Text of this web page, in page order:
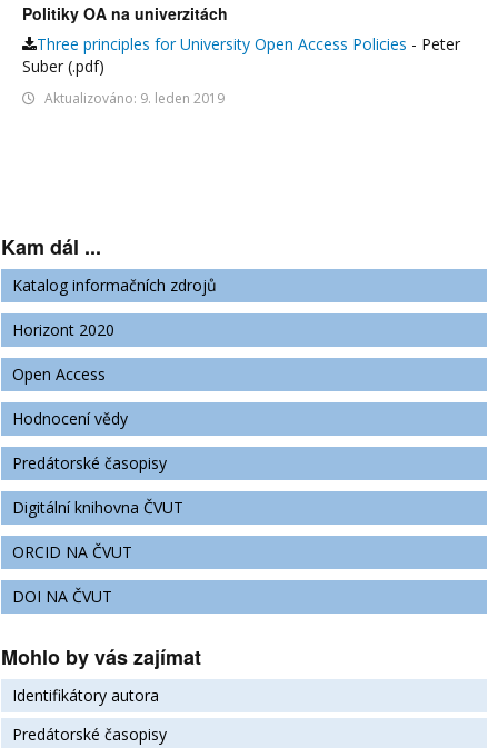
Politiky OA na univerzitách
Three principles for University Open Access Policies - Peter
Suber (.pdf)
Aktualizováno: 9. leden 2019
Kam dál ...
Katalog informačních zdrojů
Horizont 2020
Open Access
Hodnocení vědy
Predátorské časopisy
Digitální knihovna ČVUT
ORCID NA ČVUT
DOI NA ČVUT
Mohlo by vás zajímat
Identifikátory autora
Predátorské časopisy